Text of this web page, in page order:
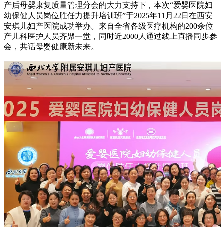
产后母婴康复质量管理分会的大力支持下，本次“爱婴医院妇
幼保健人员岗位胜任力提升培训班”于2025年11月22日在西安
安琪儿妇产医院成功举办。来自全省各级医疗机构的200余位
产儿科医护人员齐聚一堂，同时近2000人通过线上直播同步参
会，共话母婴健康新未来。